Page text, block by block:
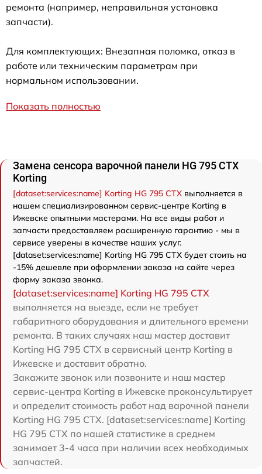
ремонта (например, неправильная установка
запчасти).
Для комплектующих: Внезапная поломка, отказ в
работе или техническим параметрам при
нормальном использовании.
Показать полностью
Замена сенсора варочной панели HG 795 CTX
Korting
[dataset:services:name] Korting HG 795 CTX выполняется в
нашем специализированном сервис-центре Korting в
Ижевске опытными мастерами. На все виды работ и
запчасти предоставляем расширенную гарантию - мы в
сервисе уверены в качестве наших услуг.
[dataset:services:name] Korting HG 795 CTX будет стоить на
-15% дешевле при оформлении заказа на сайте через
форму заказа звонка.
[dataset:services:name] Korting HG 795 CTX
выполняется на выезде, если не требует
габаритного оборудования и длительного времени
ремонта. В таких случаях наш мастер доставит
Korting HG 795 CTX в сервисный центр Korting в
Ижевске и доставит обратно.
Закажите звонок или позвоните и наш мастер
сервис-центра Korting в Ижевске проконсультирует
и определит стоимость работ над варочной панели
Korting HG 795 CTX. [dataset:services:name] Korting
HG 795 CTX по нашей статистике в среднем
занимает 3-4 часа при наличии всех необходимых
запчастей.